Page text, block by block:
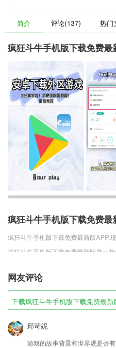
简介 评论(137) 热门
疯狂斗牛手机版下载免费最
疯狂斗牛手机版下载免费最
疯狂斗牛手机版下载免费最新版APP,
疯狂斗牛手机版下载免费最新版是一
游，游戏中有大量的男神可选，每位
帅气的恶魔男神总有一个你会喜欢，
能和他们在一起简直太幸福了。在游
你可以和他们发生一些故事，努力的
情。
1,有声故事、儿歌：能够增长孩子知识
力的发育；
网友评论
下载疯狂斗牛手机版下载免费最
邱苛妮
游戏的故事背景和世界观是否